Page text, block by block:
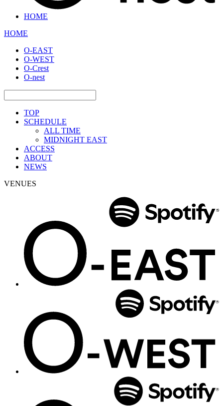
HOME
HOME
O-EAST
O-WEST
O-Crest
O-nest
TOP
SCHEDULE
ALL TIME
MIDNIGHT EAST
ACCESS
ABOUT
NEWS
VENUES